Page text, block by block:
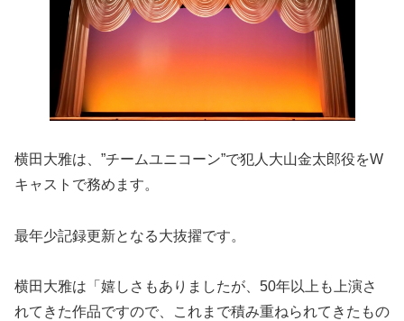
横田大雅は、”チームユニコーン”で犯人大山金太郎役をW
キャストで務めます。
最年少記録更新となる大抜擢です。
横田大雅は「嬉しさもありましたが、50年以上も上演さ
れてきた作品ですので、これまで積み重ねられてきたもの